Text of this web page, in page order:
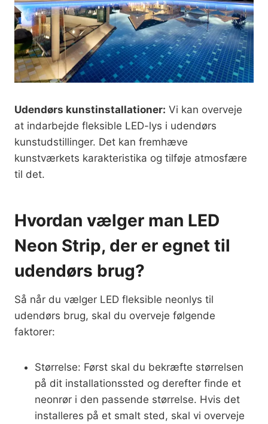
Udendørs kunstinstallationer: Vi kan overveje
at indarbejde fleksible LED-lys i udendørs
kunstudstillinger. Det kan fremhæve
kunstværkets karakteristika og tilføje atmosfære
til det.
Hvordan vælger man LED
Neon Strip, der er egnet til
udendørs brug?
Så når du vælger LED fleksible neonlys til
udendørs brug, skal du overveje følgende
faktorer:
Størrelse: Først skal du bekræfte størrelsen
på dit installationssted og derefter finde et
neonrør i den passende størrelse. Hvis det
installeres på et smalt sted, skal vi overveje